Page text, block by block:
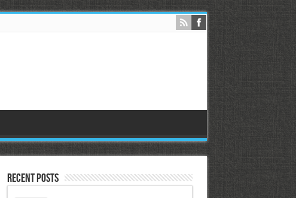
Recent Posts